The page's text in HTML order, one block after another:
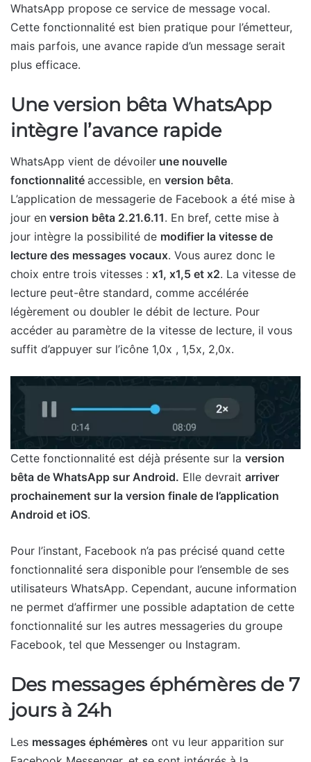
WhatsApp propose ce service de message vocal.
Cette fonctionnalité est bien pratique pour l’émetteur,
mais parfois, une avance rapide d’un message serait
plus efficace.
Une version bêta WhatsApp
intègre l’avance rapide
WhatsApp vient de dévoiler une nouvelle
fonctionnalité accessible, en version bêta.
L’application de messagerie de Facebook a été mise à
jour en version bêta 2.21.6.11. En bref, cette mise à
jour intègre la possibilité de modifier la vitesse de
lecture des messages vocaux. Vous aurez donc le
choix entre trois vitesses : x1, x1,5 et x2. La vitesse de
lecture peut-être standard, comme accélérée
légèrement ou doubler le débit de lecture. Pour
accéder au paramètre de la vitesse de lecture, il vous
suffit d’appuyer sur l’icône 1,0x , 1,5x, 2,0x.
Cette fonctionnalité est déjà présente sur la version
bêta de WhatsApp sur Android. Elle devrait arriver
prochainement sur la version finale de l’application
Android et iOS.
Pour l’instant, Facebook n’a pas précisé quand cette
fonctionnalité sera disponible pour l’ensemble de ses
utilisateurs WhatsApp. Cependant, aucune information
ne permet d’affirmer une possible adaptation de cette
fonctionnalité sur les autres messageries du groupe
Facebook, tel que Messenger ou Instagram.
Des messages éphémères de 7
jours à 24h
Les messages éphémères ont vu leur apparition sur